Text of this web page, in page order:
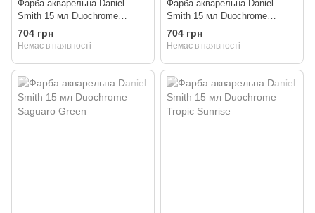
Фарба акварельна Daniel
Smith 15 мл Duochrome
Emerald
704 грн
Немає в наявності
Фарба акварельна Daniel
Smith 15 мл Duochrome
Hibiscus
704 грн
Немає в наявності